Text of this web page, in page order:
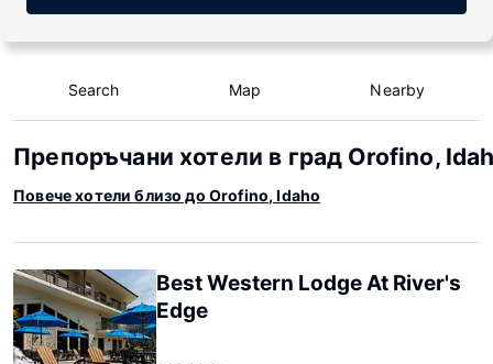
Search Map Nearby
Препоръчани хотели в град Orofino,
Повече хотели близо до Orofino, Idaho
Best Western Lodge At River's
Edge